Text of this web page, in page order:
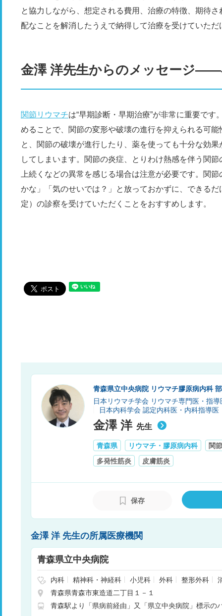
と協力しながら、想定される費用、治療の特徴、期待
配なことを解消したうえで納得して治療を受けていた
金澤 洋先生からのメッセージ――
関節リウマチは“早期診断・早期治療”が非常に重要で
めることで、関節の変形や破壊の進行を抑えられる可
と、関節の破壊が進行したり、薬を使っても十分な効
してしまいます。関節の炎症、とりわけ熱感を伴う関
上続くなどの異常を感じる場合は注意が必要です。関
かな」「気のせいでは？」と放っておかずに、できる
定）の診察を受けていただくことをおすすめします。
青森県立中央病院 リウマチ膠原病内科
日本リウマチ学会 リウマチ専門医・指
日本内科学会 認定内科医・内科指導医
金澤 洋 先生
青森県 リウマチ・膠原病内科
関
多発性筋炎
皮膚筋炎
保存
金澤 洋 先生の所属医療機関
青森県立中央病院
内科 精神科・神経科 小児科 外科 整形外科
科
心臓血管外科 皮膚科 泌尿器科
リハビリテーション
放射線科
歯科口腔外科
形成外科 循環器科 呼吸器内科
青森県青森市東造道二丁目１－１
青森駅より「県病前経由」又「県立中央病院」標示の